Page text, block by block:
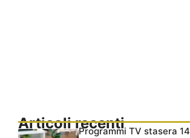
Articoli recentiProgrammi TV stasera 14